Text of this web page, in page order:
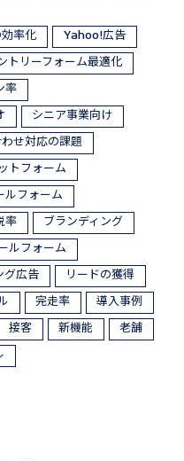
率化
Yahoo!広告
トリーフォーム最適化
率
シニア事業向け
せ対応の課題
トフォーム
ルフォーム
率
ブランディング
ルフォーム
グ広告
リードの獲得
完走率
導入事例
接客 新機能
老舗